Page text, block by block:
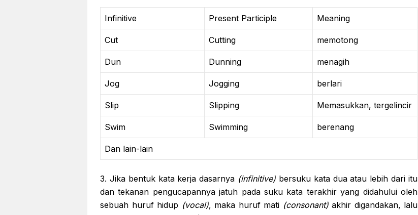
Infinitive Present Participle Meaning
Cut Cutting memotong
Dun Dunning menagih
Jog Jogging berlari
Slip Slipping Memasukkan, tergelincir
Swim Swimming berenang
Dan lain-lain
3. Jika bentuk kata kerja dasarnya (infinitive) bersuku kata dua atau lebih dari itu
dan tekanan pengucapannya jatuh pada suku kata terakhir yang didahului oleh
sebuah huruf hidup (vocal), maka huruf mati (consonant)akhir digandakan, lalu